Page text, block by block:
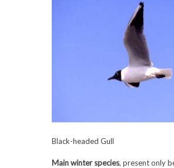
Black-headed Gull
Main winter species, present only